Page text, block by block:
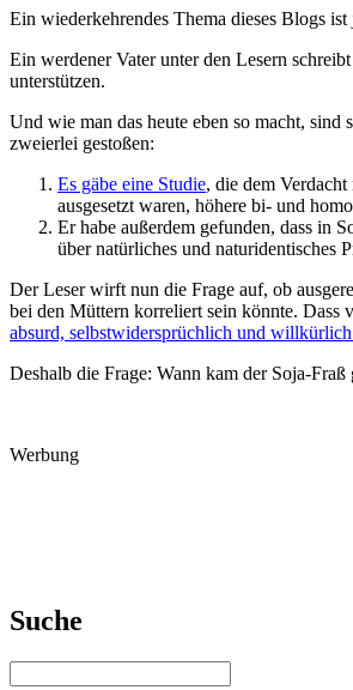
Ein wiederkehrendes Thema dieses Blogs
Ein werdener Vater unter den Lesern
unterstützen.
Und wie man das heute eben so macht,
zweierlei gestoßen:
Es gäbe eine Studie, die dem
ausgesetzt waren, höhere bi- und
Er habe außerdem gefunden, dass in
über natürliches und naturidentisches
Der Leser wirft nun die Frage auf, ob
bei den Müttern korreliert sein könnte. Dass
absurd, selbstwidersprüchlich und
Deshalb die Frage: Wann kam der Soja-
Werbung
Suche